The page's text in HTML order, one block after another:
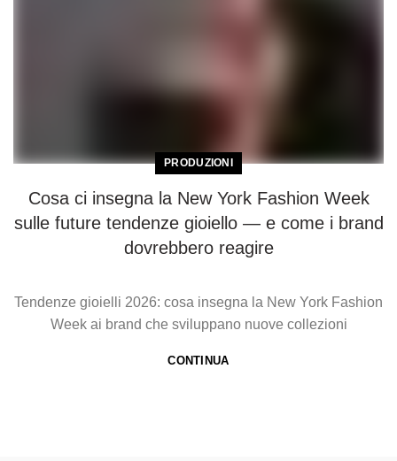
PRODUZIONI
Cosa ci insegna la New York Fashion Week
sulle future tendenze gioiello — e come i brand
dovrebbero reagire
Tendenze gioielli 2026: cosa insegna la New York Fashion
Week ai brand che sviluppano nuove collezioni
CONTINUA